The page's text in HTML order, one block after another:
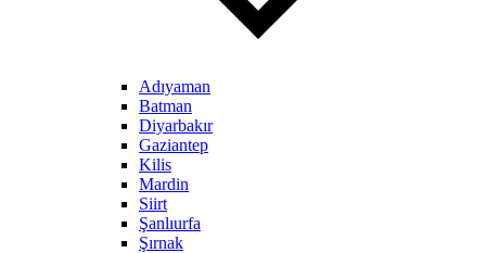
Adıyaman
Batman
Diyarbakır
Gaziantep
Kilis
Mardin
Siirt
Şanlıurfa
Şırnak